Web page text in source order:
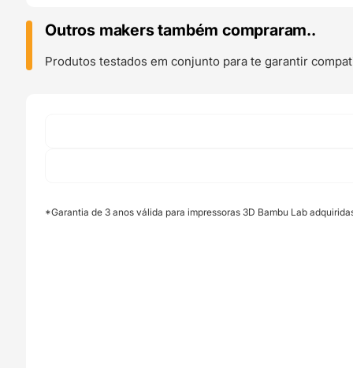
HV
and
Outros makers também compraram..
Produtos testados em conjunto para te garantir
*Garantia de 3 anos válida para impressoras 3D Bambu Lab